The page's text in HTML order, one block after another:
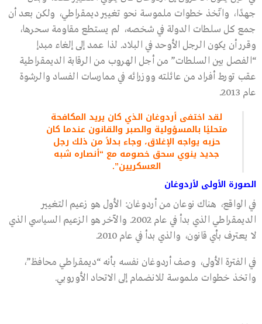
جهدًا، واتّخذ خطوات ملموسة نحو تغيير ديمقراطي، ولكن بعد أن
جمع كل سلطات الدولة في شخصه، لم يستطع مقاومة سحرها،
وقرر أن يكون الرجل الأوحد في البلاد. لذا عمد إلى إلغاء مبدإ
“الفصل بين السلطات” من أجل الهروب من الرقابة الديمقراطية
عقب تورط أفراد من عائلته ووزرائه في ممارسات الفساد والرشوة
عام 2013.
لقد اختفى أردوغان الذي كان يريد المكافحة
متحليًا بالمسؤولية والصبر والقانون عندما كان
حزبه يواجه الإغلاق، وجاء بدلاً من ذلك رجل
جديد ينوي سحق خصومه مع “أنصاره شبه
العسكريين”.
الصورة الأولى لأردوغان
في الواقع، هناك نوعان من أردوغان: الأول هو زعيم التغيير
الديمقراطي الذي بدأ في عام 2002. والآخر هو الزعيم السياسي الذي
لا يعترف بأي قانون، والذي بدأ في عام 2010.
في الفترة الأولى، وصف أردوغان نفسه بأنه “ديمقراطي محافظ”،
واتخذ خطوات ملموسة للانضمام إلى الاتحاد الأوروبي.